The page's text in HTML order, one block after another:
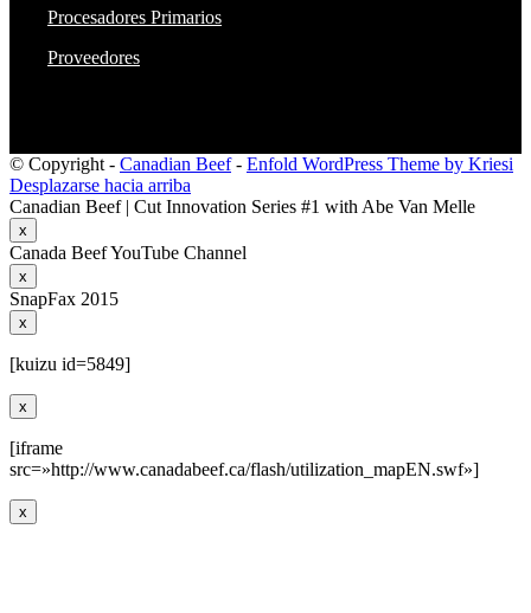
Procesadores Primarios
Proveedores
© Copyright - Canadian Beef- Enfold WordPress Theme by Kriesi
Desplazarse hacia arriba
Canadian Beef | Cut Innovation Series #1 with Abe Van Melle
x
Canada Beef YouTube Channel
x
SnapFax 2015
x
[kuizu id=5849]
x
[iframe
src=»http://www.canadabeef.ca/flash/utilization_mapEN.swf»]
x